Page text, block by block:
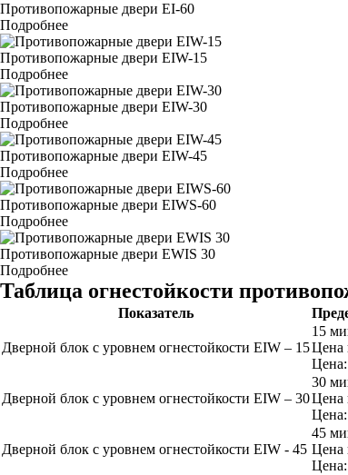
Противопожарные двери EI-60
Подробнее
Противопожарные двери EIW-15
Подробнее
Противопожарные двери EIW-30
Подробнее
Противопожарные двери EIW-45
Подробнее
Противопожарные двери EIWS-60
Подробнее
Противопожарные двери EWIS 30
Подробнее
Таблица огнестойкости
Показатель
Дверной блок с уровнем огнестойкости EIW – 15
15
Цена
Цена:
Дверной блок с уровнем огнестойкости EIW – 30
30
Цена
Цена:
Дверной блок с уровнем огнестойкости EIW - 45
45
Цена
Цена: